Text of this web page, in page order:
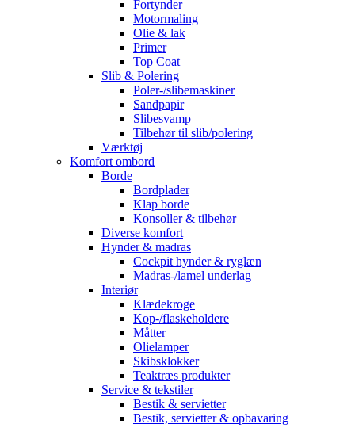
Fortynder
Motormaling
Olie & lak
Primer
Top Coat
Slib & Polering
Poler-/slibemaskiner
Sandpapir
Slibesvamp
Tilbehør til slib/polering
Værktøj
Komfort ombord
Borde
Bordplader
Klap borde
Konsoller & tilbehør
Diverse komfort
Hynder & madras
Cockpit hynder & ryglæn
Madras-/lamel underlag
Interiør
Klædekroge
Kop-/flaskeholdere
Måtter
Olielamper
Skibsklokker
Teaktræs produkter
Service & tekstiler
Bestik & servietter
Bestik, servietter & opbavaring